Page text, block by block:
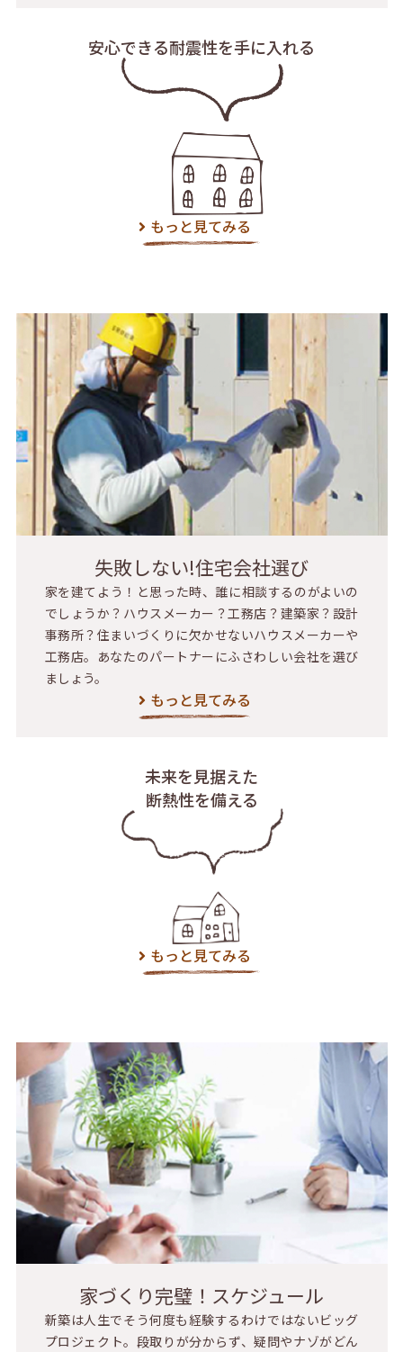
安心できる耐震性を手に入れる
もっと見てみる
失敗しない!住宅会社選び
家を建てよう！と思った時、誰に相談するのがよいの
でしょうか？ハウスメーカー？工務店？建築家？設計
事務所？住まいづくりに欠かせないハウスメーカーや
工務店。あなたのパートナーにふさわしい会社を選び
ましょう。
もっと見てみる
未来を見据えた
断熱性を備える
もっと見てみる
家づくり完璧！スケジュール
新築は人生でそう何度も経験するわけではないビッグ
プロジェクト。段取りが分からず、疑問やナゾがどん